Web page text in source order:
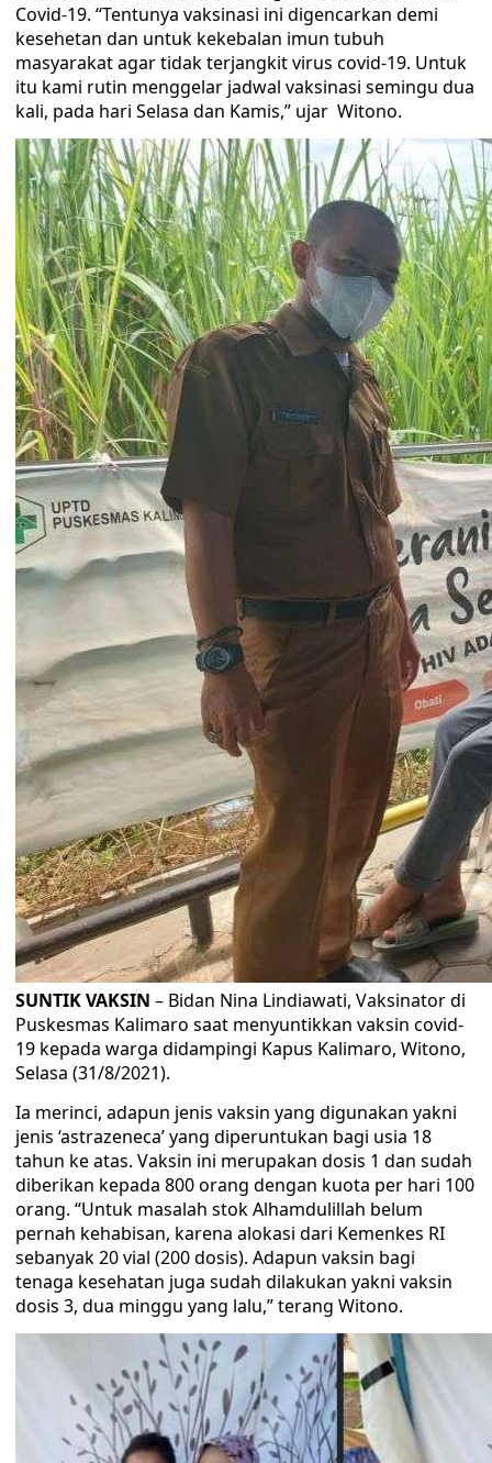
Covid-19. “Tentunya vaksinasi ini digencarkan demi
kesehetan dan untuk kekebalan imun tubuh
masyarakat agar tidak terjangkit virus covid-19. Untuk
itu kami rutin menggelar jadwal vaksinasi semingu dua
kali, pada hari Selasa dan Kamis,” ujar Witono.
SUNTIK VAKSIN – Bidan Nina Lindiawati, Vaksinator di
Puskesmas Kalimaro saat menyuntikkan vaksin covid-
19 kepada warga didampingi Kapus Kalimaro, Witono,
Selasa (31/8/2021).
Ia merinci, adapun jenis vaksin yang digunakan yakni
jenis ‘astrazeneca’ yang diperuntukan bagi usia 18
tahun ke atas. Vaksin ini merupakan dosis 1 dan sudah
diberikan kepada 800 orang dengan kuota per hari 100
orang. “Untuk masalah stok Alhamdulillah belum
pernah kehabisan, karena alokasi dari Kemenkes RI
sebanyak 20 vial (200 dosis). Adapun vaksin bagi
tenaga kesehatan juga sudah dilakukan yakni vaksin
dosis 3, dua minggu yang lalu,” terang Witono.